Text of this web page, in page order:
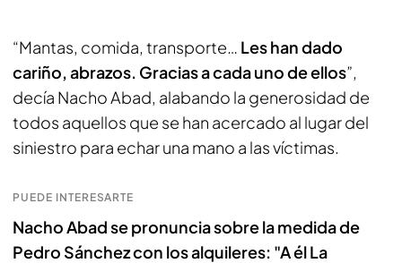
“Mantas, comida, transporte… Les han dado
cariño, abrazos. Gracias a cada uno de ellos”,
decía Nacho Abad, alabando la generosidad de
todos aquellos que se han acercado al lugar del
siniestro para echar una mano a las víctimas.
PUEDE INTERESARTE
Nacho Abad se pronuncia sobre la medida de
Pedro Sánchez con los alquileres: "A él La